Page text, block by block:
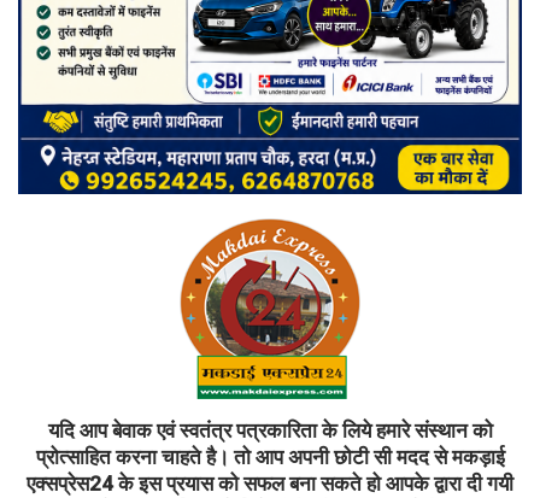
यदि आप बेवाक एवं स्वतंत्र पत्रकारिता के लिये हमारे संस्थान को
प्रोत्साहित करना चाहते है। तो आप अपनी छोटी सी मदद से मकड़ाई
एक्सप्रेस24 के इस प्रयास को सफल बना सकते हो आपके द्वारा दी गयी